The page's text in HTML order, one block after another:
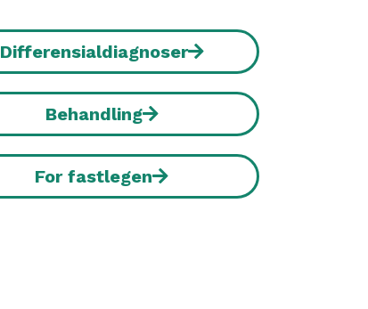
Differensialdiagnoser
Behandling
For fastlegen